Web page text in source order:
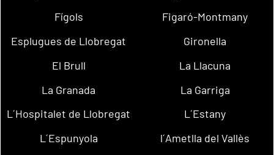
Fígols
Figaró-Montmany
Esplugues de Llobregat
Gironella
El Brull
La Llacuna
La Granada
La Garriga
L´Hospitalet de Llobregat
L´Estany
L´Espunyola
l´Ametlla del Vallès